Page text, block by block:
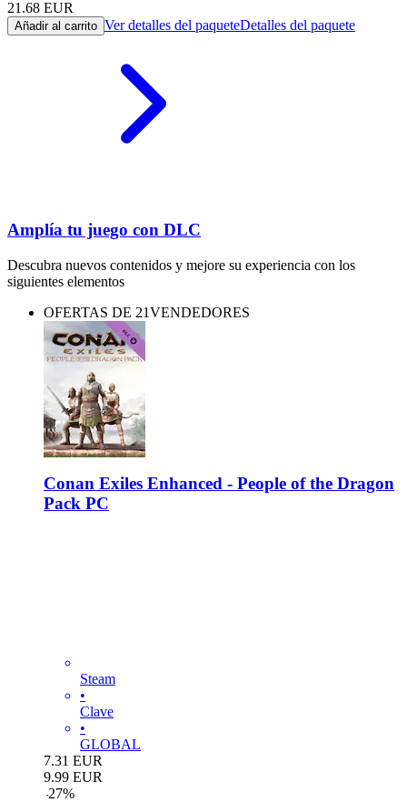
21.68 EUR
Añadir al carrito Ver detalles del paqueteDetalles del paquete
Amplía tu juego con DLC
Descubra nuevos contenidos y mejore su experiencia con los
siguientes elementos
OFERTAS DE 21VENDEDORES
Conan Exiles Enhanced - People of the Dragon
Pack PC
Steam
•
Clave
•
GLOBAL
7.31 EUR
9.99 EUR
-27%